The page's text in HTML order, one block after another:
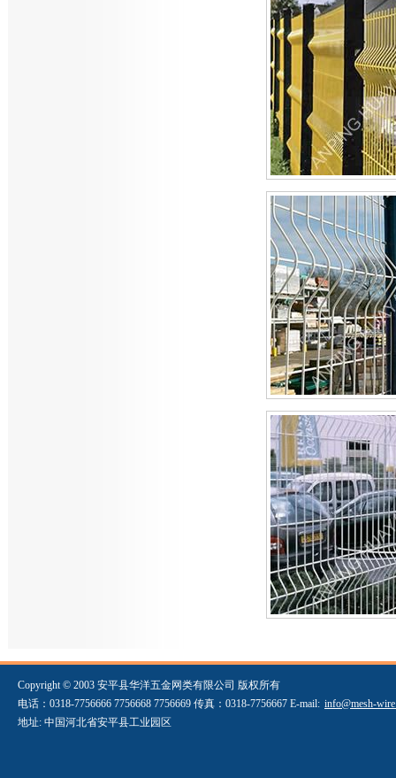
Copyright © 2003 安平县华洋五金网类有限公司 版权所有
电话：0318-7756666 7756668 7756669 传真：0318-7756667 E-mail: info@mesh-
地址: 中国河北省安平县工业园区